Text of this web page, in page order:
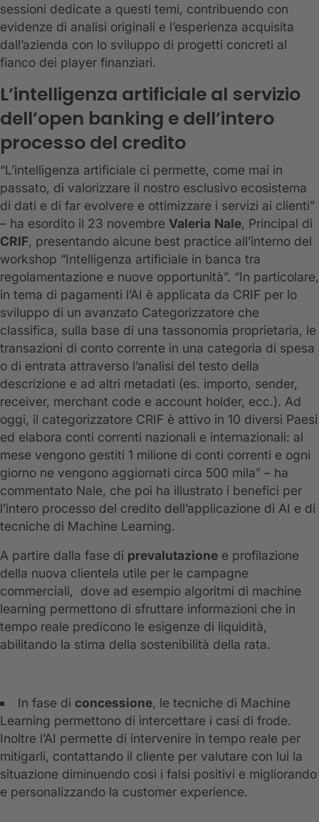
sessioni dedicate a questi temi, contribuendo con
evidenze di analisi originali e l’esperienza acquisita
dall’azienda con lo sviluppo di progetti concreti al
fianco dei player finanziari.
L’intelligenza artificiale al servizio
dell’open banking e dell’intero
processo del credito
“L’intelligenza artificiale ci permette, come mai in
passato, di valorizzare il nostro esclusivo ecosistema
di dati e di far evolvere e ottimizzare i servizi ai clienti”
– ha esordito il 23 novembre Valeria Nale, Principal di
CRIF, presentando alcune best practice all’interno del
workshop “Intelligenza artificiale in banca tra
regolamentazione e nuove opportunità”. “In particolare,
in tema di pagamenti l’AI è applicata da CRIF per lo
sviluppo di un avanzato Categorizzatore che
classifica, sulla base di una tassonomia proprietaria, le
transazioni di conto corrente in una categoria di spesa
o di entrata attraverso l’analisi del testo della
descrizione e ad altri metadati (es. importo, sender,
receiver, merchant code e account holder, ecc.). Ad
oggi, il categorizzatore CRIF è attivo in 10 diversi Paesi
ed elabora conti correnti nazionali e internazionali: al
mese vengono gestiti 1 milione di conti correnti e ogni
giorno ne vengono aggiornati circa 500 mila” – ha
commentato Nale, che poi ha illustrato i benefici per
l’intero processo del credito dell’applicazione di AI e di
tecniche di Machine Learning.
A partire dalla fase di prevalutazione e profilazione
della nuova clientela utile per le campagne
commerciali, dove ad esempio algoritmi di machine
learning permettono di sfruttare informazioni che in
tempo reale predicono le esigenze di liquidità,
abilitando la stima della sostenibilità della rata.
In fase di concessione, le tecniche di Machine
Learning permettono di intercettare i casi di frode.
Inoltre l’AI permette di intervenire in tempo reale per
mitigarli, contattando il cliente per valutare con lui la
situazione diminuendo così i falsi positivi e migliorando
e personalizzando la customer experience.